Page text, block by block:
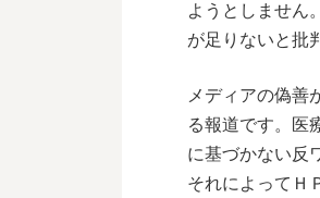
ようとしません
が足りないと批
メディアの偽善
る報道です。医
に基づかない反
それによってＨ